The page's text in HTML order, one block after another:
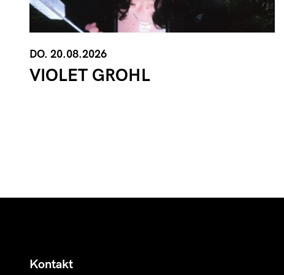
DO. 20.08.2026
VIOLET GROHL
Kontakt